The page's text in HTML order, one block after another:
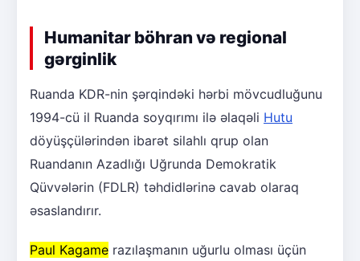
Humanitar böhran və regional
gərginlik
Ruanda KDR-nin şərqindəki hərbi mövcudluğunu
1994-cü il Ruanda soyqırımı ilə əlaqəli Hutu
döyüşçülərindən ibarət silahlı qrup olan
Ruandanın Azadlığı Uğrunda Demokratik
Qüvvələrin (FDLR) təhdidlərinə cavab olaraq
əsaslandırır.
Paul Kagame razılaşmanın uğurlu olması üçün